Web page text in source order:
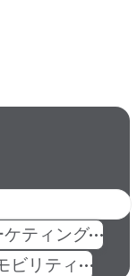
ケティング
ビリティ